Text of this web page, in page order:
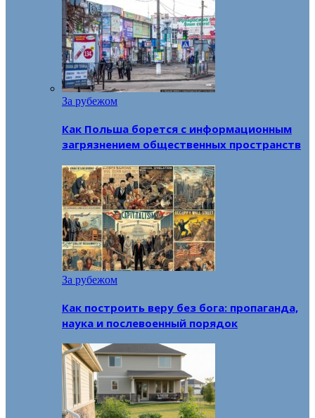
За рубежом
Как Польша борется с информационным
загрязнением общественных пространств
За рубежом
Как построить веру без бога: пропаганда,
наука и послевоенный порядок